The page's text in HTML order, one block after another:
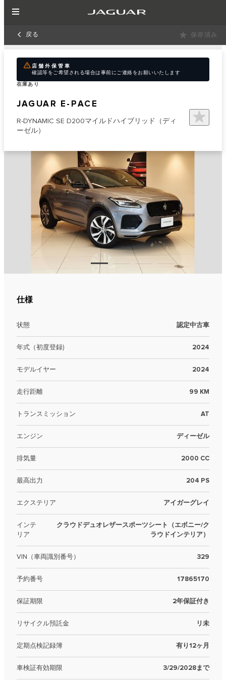
戻る 保存済み
店舗外保管車
確認等をご希望される場合は事前にご連絡をお願いいたします
在庫あり
JAGUAR E-PACE
R-DYNAMIC SE D200マイルドハイブリッド（ディ
ーゼル）
仕様
状態 認定中古車
年式（初度登録) 2024
モデルイヤー 2024
走行距離 99 KM
トランスミッション AT
エンジン ディーゼル
排気量 2000 CC
最高出力 204 PS
エクステリア アイガーグレイ
インテ
リア
クラウドデュオレザースポーツシート（エボニー/ク
ラウドインテリア）
VIN（車両識別番号） 329
予約番号 17865170
保証期限 2年保証付き
リサイクル預託金 リ未
定期点検記録簿 有り12ヶ月
車検証有効期限 3/29/2028まで